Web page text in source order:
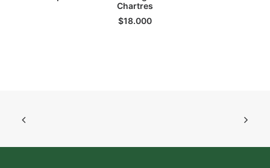
LEER MÁS
Chartres
$18.000